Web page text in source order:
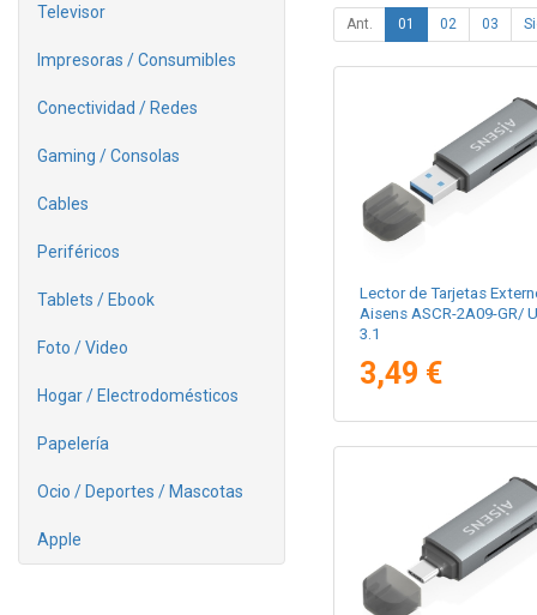
Televisor
Impresoras / Consumibles
Conectividad / Redes
Gaming / Consolas
Cables
Periféricos
Tablets / Ebook
Foto / Video
Hogar / Electrodomésticos
Papelería
Ocio / Deportes / Mascotas
Apple
Ant. 01 02 03
Lector de Tarjetas
Aisens ASCR-2A09-GR/
3.1
3,49 €